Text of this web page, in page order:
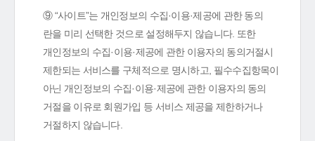
⑨ “사이트”는 개인정보의 수집·이용·제공에 관한 동의
란을 미리 선택한 것으로 설정해두지 않습니다. 또한
개인정보의 수집·이용·제공에 관한 이용자의 동의거절시
제한되는 서비스를 구체적으로 명시하고, 필수수집항목이
아닌 개인정보의 수집·이용·제공에 관한 이용자의 동의
거절을 이유로 회원가입 등 서비스 제공을 제한하거나
거절하지 않습니다.